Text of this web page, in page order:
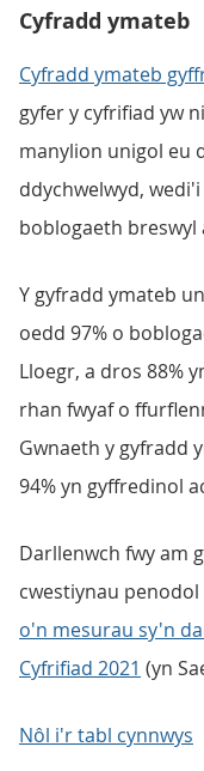
Cyfradd ymateb
Cyfradd ymateb
gyfer y cyfrifiad yw
manylion unigol eu
ddychwelwyd,
boblogaeth breswyl
Y gyfradd ymateb
oedd 97% o
Lloegr, a dros 88%
rhan fwyaf o
Gwnaeth y gyfradd
94% yn gyffredinol
Darllenwch fwy am
cwestiynau
o'n mesurau sy'n
Cyfrifiad 2021 (yn
Nôl i'r tabl cynnwys